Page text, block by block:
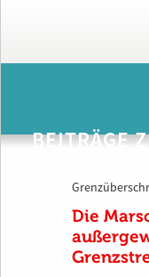
BEITRÄGE
Die